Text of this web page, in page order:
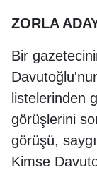
ZORLA
Bir
listelerinden
görüşlerini
görüşü,
Kimse